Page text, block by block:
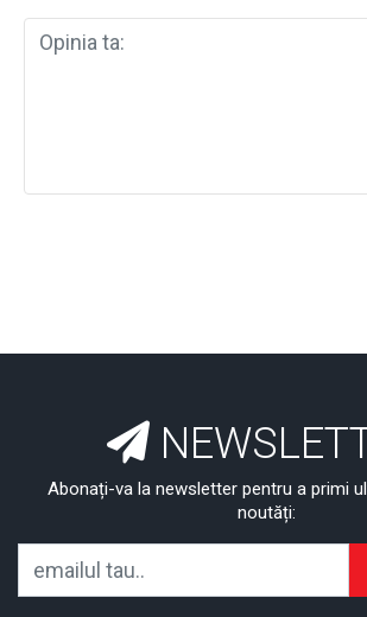
Abonați-va la newsletter pentru a primi
noutăți: